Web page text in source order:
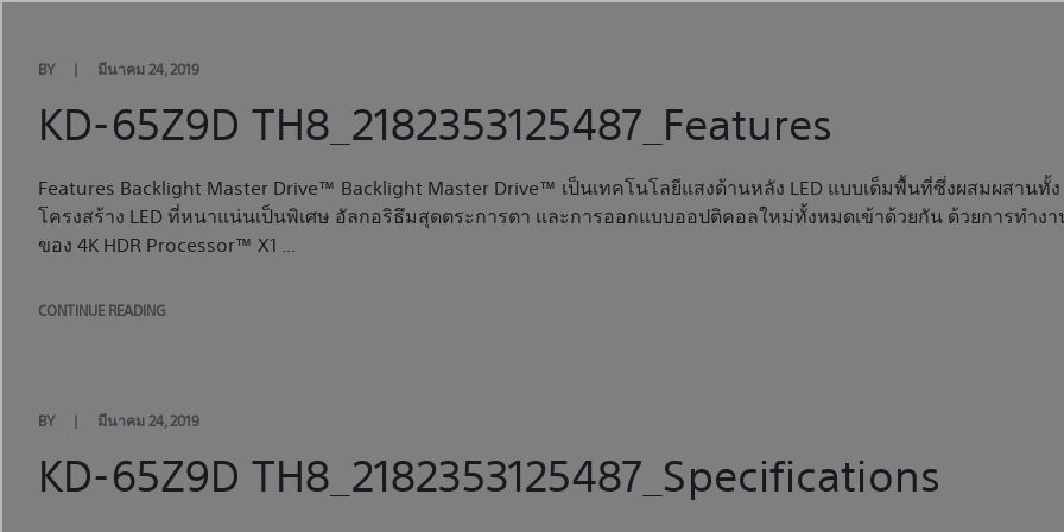
content
BY มีนาคม 24, 2019
KD-65Z9D TH8_2182353125487_Features
Features Backlight Master Drive™ Backlight Master Drive™ เป็นเทคโนโลยีแสงด้านหลัง LED แบบเต็มพื้นที่ซึ่งผสมผสานทั้ง
โครงสร้าง LED ที่หนาแน่นเป็นพิเศษ อัลกอริธึมสุดตระการตา และการออกแบบออปติคอลใหม่ทั้งหมดเข้าด้วยกัน ด้วยการทำงา
ของ 4K HDR Processor™ X1 ...
CONTINUE READING
BY มีนาคม 24, 2019
KD-65Z9D TH8_2182353125487_Specifications